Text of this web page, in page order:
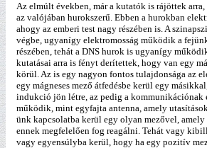
Az elmúlt években, már a kutatók is rájöttek
az valójában hurokszerű. Ebben a hurokban
ahogy az emberi test nagy részében is. A
végbe, ugyanígy elektromosság működik a
részében, tehát a DNS hurok is ugyanígy
kutatásai arra is fényt derítettek, hogy van egy
körül. Az is egy nagyon fontos tulajdonsága az
egy mágneses mező átfedésbe kerül egy
indukció jön létre, az pedig a kommunikációnak
működik, mint egyfajta antenna, amely
ünk kapcsolatba kerül egy olyan mezővel, amely
ennek megfelelően fog reagálni. Tehát vagy
vagy egyensúlyba kerül, hogy ha egy pozitív